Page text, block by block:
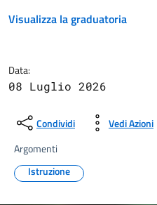
Visualizza la graduatoria
Data:
08 Luglio 2026
Condividi
Vedi Azioni
Argomenti
Istruzione